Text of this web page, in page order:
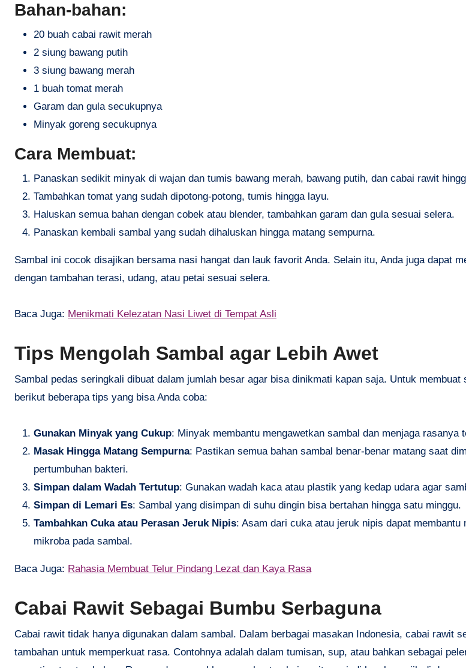
Bahan-bahan:
20 buah cabai rawit merah
2 siung bawang putih
3 siung bawang merah
1 buah tomat merah
Garam dan gula secukupnya
Minyak goreng secukupnya
Cara Membuat:
Panaskan sedikit minyak di wajan dan tumis bawang merah, bawang putih, dan cabai rawit
Tambahkan tomat yang sudah dipotong-potong, tumis hingga layu.
Haluskan semua bahan dengan cobek atau blender, tambahkan garam dan gula sesuai selera.
Panaskan kembali sambal yang sudah dihaluskan hingga matang sempurna.
Sambal ini cocok disajikan bersama nasi hangat dan lauk favorit Anda. Selain itu, Anda juga dapat
dengan tambahan terasi, udang, atau petai sesuai selera.
Baca Juga: Menikmati Kelezatan Nasi Liwet di Tempat Asli
Tips Mengolah Sambal agar Lebih Awet
Sambal pedas seringkali dibuat dalam jumlah besar agar bisa dinikmati kapan saja. Untuk membuat
berikut beberapa tips yang bisa Anda coba:
Gunakan Minyak yang Cukup: Minyak membantu mengawetkan sambal dan menjaga rasanya
Masak Hingga Matang Sempurna: Pastikan semua bahan sambal benar-benar matang saat
pertumbuhan bakteri.
Simpan dalam Wadah Tertutup: Gunakan wadah kaca atau plastik yang kedap udara agar
Simpan di Lemari Es: Sambal yang disimpan di suhu dingin bisa bertahan hingga satu minggu.
Tambahkan Cuka atau Perasan Jeruk Nipis: Asam dari cuka atau jeruk nipis dapat membantu
mikroba pada sambal.
Baca Juga: Rahasia Membuat Telur Pindang Lezat dan Kaya Rasa
Cabai Rawit Sebagai Bumbu Serbaguna
Cabai rawit tidak hanya digunakan dalam sambal. Dalam berbagai masakan Indonesia, cabai rawit
tambahan untuk memperkuat rasa. Contohnya adalah dalam tumisan, sup, atau bahkan sebagai